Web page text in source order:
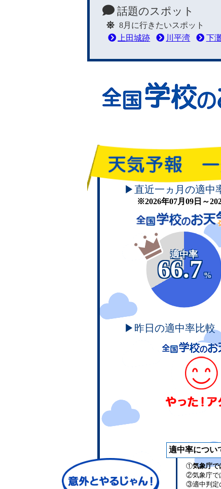
話題のスポット
8月に行きたいスポット
上田城跡
川平湾 下
▶直近一ヵ月の適中
※2026年07月09日～
適中率
66.7
%
▶昨日の適中率比較
適中率につい
①気象庁で
②気象庁で
③適中判定